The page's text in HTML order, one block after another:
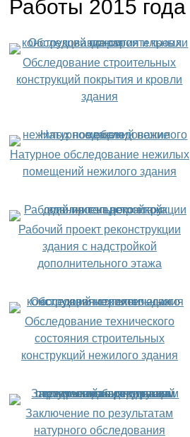
Работы 2015 года
Обследование строительных
конструкций покрытия и кровли
здания
Натурное обследование нежилых
помещений нежилого здания
Рабочий проект реконструкции
здания с надстройкой
дополнительного этажа
Обследование технического
состояния строительных
конструкций нежилого здания
Заключение по результатам
натурного обследования